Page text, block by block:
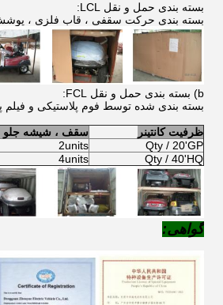
بسته بندی حمل و نقل LCL:
بسته بندی حرکت سقفی ، قاب فلزی ، پوشش
b) بسته بندی حمل و نقل FCL:
بسته بندی شده توسط فوم پلاستیکی و فیلم
ظرفیت کانتینر
سقف ، شیشه جلو
Qty / 20'GP
2units
Qty / 40'HQ
4units
گواهی: